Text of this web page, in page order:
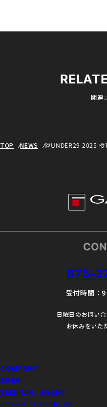
関連
TOP NEWS ＠UNDER29 2025 授
075-
受付時間：
日曜日のお問い
お休みをいた
COMPANY
企業情報
SEMINAR・EVENT
セミナーやイベントに申し込む